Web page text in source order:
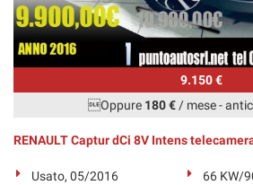
9.150 €
Oppure 180 €/ mese-
RENAULT Captur dCi 8V Intens
Usato, 05/2016
66 KW/